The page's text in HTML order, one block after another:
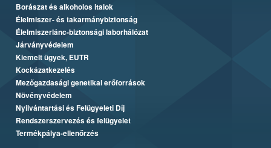
Borászat és alkoholos italok
Élelmiszer- és takarmánybiztonság
Élelmiszerlánc-biztonsági laborhálózat
Járványvédelem
Kiemelt ügyek, EUTR
Kockázatkezelés
Mezőgazdasági genetikai erőforrások
Növényvédelem
Nyilvántartási és Felügyeleti Díj
Rendszerszervezés és felügyelet
Termékpálya-ellenőrzés